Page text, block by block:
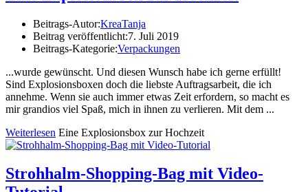
Beitrags-Autor:KreaTanja
Beitrag veröffentlicht:7. Juli 2019
Beitrags-Kategorie:Verpackungen
...wurde gewünscht. Und diesen Wunsch habe ich gerne erfüllt!
Sind Explosionsboxen doch die liebste Auftragsarbeit, die ich
annehme. Wenn sie auch immer etwas Zeit erfordern, so macht es
mir grandios viel Spaß, mich in ihnen zu verlieren. Mit dem ...
Weiterlesen Eine Explosionsbox zur Hochzeit
Strohhalm-Shopping-Bag mit Video-